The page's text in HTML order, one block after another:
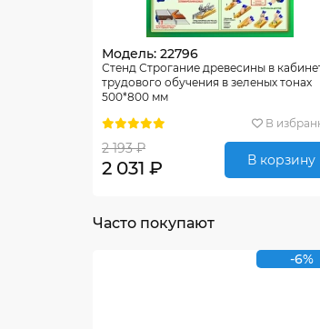
Модель: 22796
Стенд Строгание древесины в
трудового обучения в зеленых тонах
500*800 мм
В
2 193 ₽
2 031 ₽ В корзину
Часто покупают
-6%